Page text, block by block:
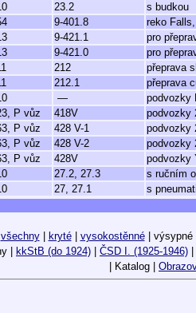
23.2
s budkou
9-401.8
reko
9-421.1
pro
9-421.0
pro
212
přeprava
212.1
přeprava
—
podvozky
P vůz 418V
podvozky
P vůz 428 V-1
podvozky
P vůz 428 V-2
podvozky
P vůz 428V
podvozky
27.2, 27.3
s ručním
27, 27.1 s
všechny| kryté| vysokostěnné|
|
kkStB (do 1924) ČSD I. (1925-1946)
| Katalog |